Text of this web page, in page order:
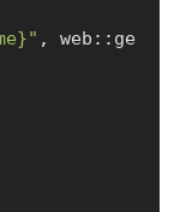
, web::ge